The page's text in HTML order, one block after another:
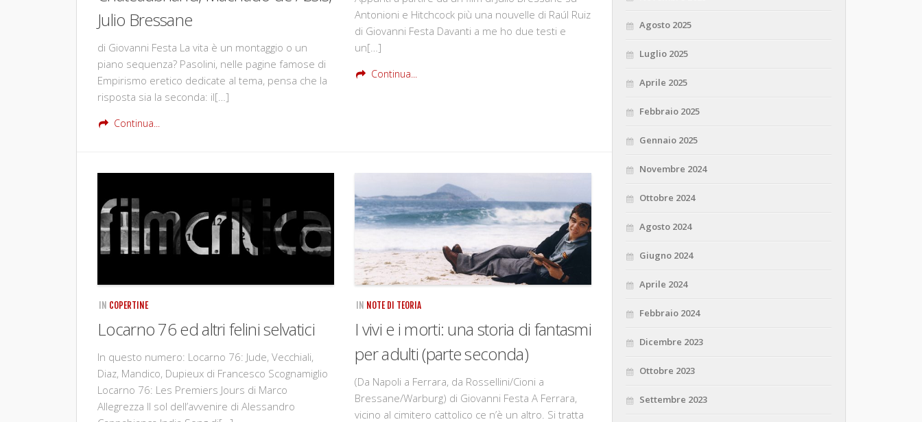
Julio Bressane
di Giovanni Festa La vita è un montaggio o un
piano sequenza? Pasolini, nelle pagine famose di
Empirismo eretico dedicate al tema, pensa che la
risposta sia la seconda: il[…]
Continua...
Antonioni e Hitchcock più una nouvelle di Raúl Ruiz
di Giovanni Festa Davanti a me ho due testi e
un[…]
Continua...
IN COPERTINE
Locarno 76 ed altri felini selvatici
In questo numero: Locarno 76: Jude, Vecchiali,
Diaz, Mandico, Dupieux di Francesco Scognamiglio
Locarno 76: Les Premiers Jours di Marco
Allegrezza Il sol dell’avvenire di Alessandro
IN NOTE DI TEORIA
I vivi e i morti: una storia di fantasmi
per adulti (parte seconda)
(Da Napoli a Ferrara, da Rossellini/Cioni a
Bressane/Warburg) di Giovanni Festa A Ferrara,
vicino al cimitero cattolico ce n’è un altro. Si tratta
Agosto 2025
Luglio 2025
Aprile 2025
Febbraio 2025
Gennaio 2025
Novembre 2024
Ottobre 2024
Agosto 2024
Giugno 2024
Aprile 2024
Febbraio 2024
Dicembre 2023
Ottobre 2023
Settembre 2023